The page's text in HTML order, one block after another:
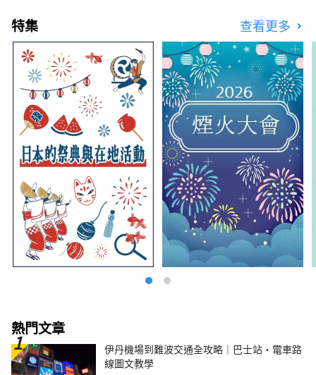
特集 查看更多
熱門文章
伊丹機場到難波交通全攻略｜巴士站・電車路
線圖文教學